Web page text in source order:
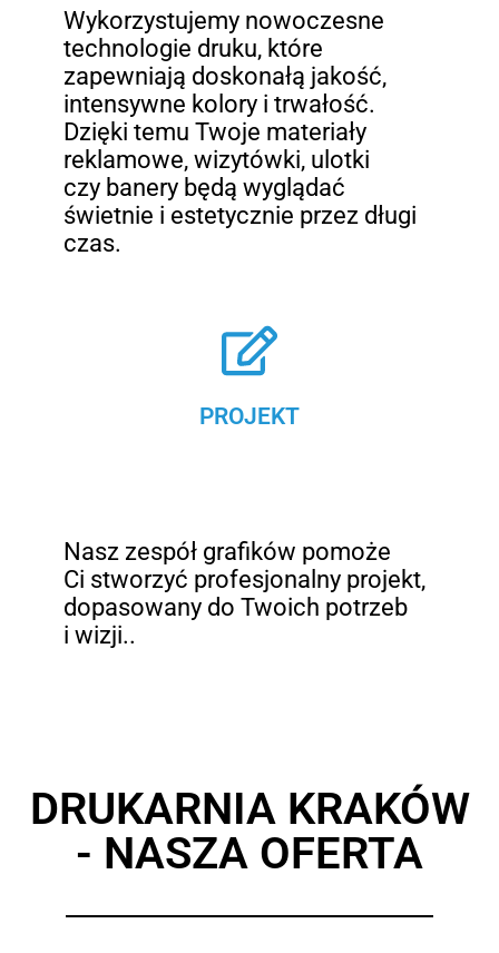
PROJEKT
Nasz zespół grafików pomoże
Ci stworzyć profesjonalny projekt,
dopasowany do Twoich potrzeb
i wizji..
Wykorzystujemy nowoczesne
technologie druku, które
zapewniają doskonałą jakość,
intensywne kolory i trwałość.
Dzięki temu Twoje materiały
reklamowe, wizytówki, ulotki
czy banery będą wyglądać
świetnie i estetycznie przez długi
czas.
DRUKARNIA KRAKÓW
- NASZA OFERTA